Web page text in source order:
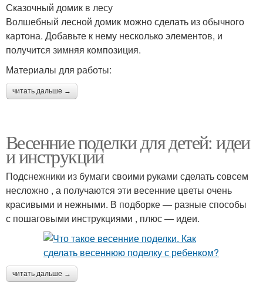
Сказочный домик в лесу
Волшебный лесной домик можно сделать из обычного
картона. Добавьте к нему несколько элементов, и
получится зимняя композиция.
Материалы для работы:
читать дальше →
Весенние поделки для детей: идеи
и инструкции
Подснежники из бумаги своими руками сделать совсем
несложно , а получаются эти весенние цветы очень
красивыми и нежными. В подборке — разные способы
с пошаговыми инструкциями , плюс — идеи.
читать дальше →